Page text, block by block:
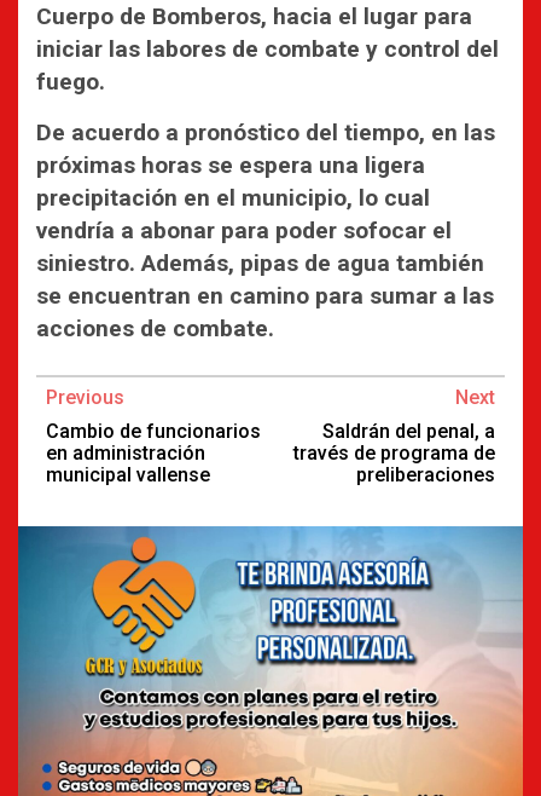
Cuerpo de Bomberos, hacia el lugar para
iniciar las labores de combate y control del
fuego.
De acuerdo a pronóstico del tiempo, en las
próximas horas se espera una ligera
precipitación en el municipio, lo cual
vendría a abonar para poder sofocar el
siniestro. Además, pipas de agua también
se encuentran en camino para sumar a las
acciones de combate.
Continue
Reading
Previous
Cambio de funcionarios
en administración
municipal vallense
Next
Saldrán del penal, a
través de programa de
preliberaciones